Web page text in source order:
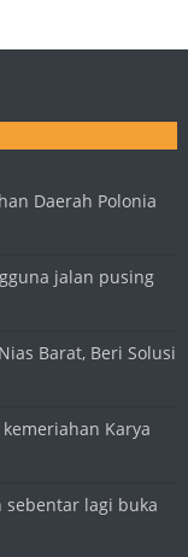
Daerah Polonia
jalan pusing
Barat, Beri Solusi
Karya
sebentar lagi buka